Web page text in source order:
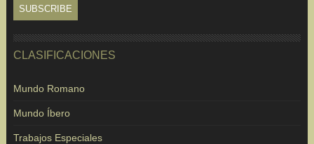
CLASIFICACIONES
Mundo Romano
Mundo Íbero
Trabajos Especiales